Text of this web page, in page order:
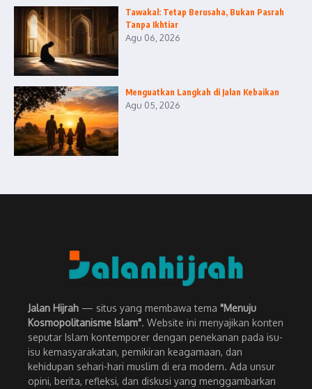
Tawakal: Tetap Berusaha, Bukan Pasrah
Tanpa Ikhtiar
Agu 06, 2026
Menguatkan Langkah di Jalan Kebaikan
Agu 05, 2026
Jalan Hijrah — situs yang membawa tema "Menuju
Kosmopolitanisme Islam". Website ini menyajikan konten
seputar Islam kontemporer dengan penekanan pada isu-
isu kemasyarakatan, pemikiran keagamaan, dan
kehidupan sehari-hari muslim di era modern. Ada unsur
opini, berita, refleksi, dan diskusi yang menggambarkan